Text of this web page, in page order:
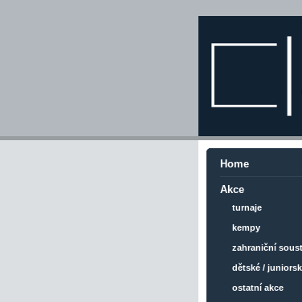
Home
Akce
turnaje
kempy
zahraniční
dětské /
ostatní akce